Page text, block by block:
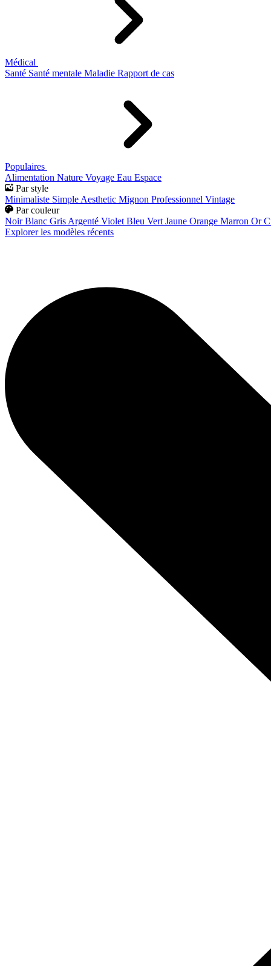
Médical
Santé Santé mentale Maladie Rapport de cas
Populaires
Alimentation Nature Voyage Eau Espace
Par style
Minimaliste Simple Aesthetic Mignon Professionnel Vintage
Par couleur
Noir Blanc Gris Argenté Violet Bleu Vert Jaune Orange Marron Or
Explorer les modèles récents